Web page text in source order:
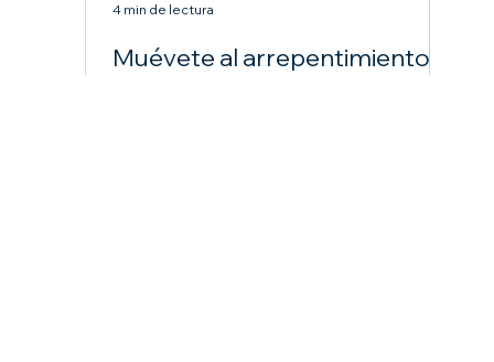
Muévete al arrepentimiento
4 min de lectura